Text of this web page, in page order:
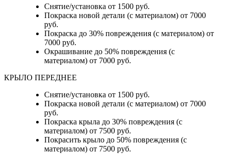
Снятие/установка от 1500 руб.
Покраска новой детали (с материалом) от 7000
руб.
Покраска до 30% повреждения (с материалом) от
7000 руб.
Окрашивание до 50% повреждения (с
материалом) от 7000 руб.
КРЫЛО ПЕРЕДНЕЕ
Снятие/установка от 1500 руб.
Покраска новой детали (с материалом) от 7000
руб.
Покраска крыла до 30% повреждения (с
материалом) от 7500 руб.
Покрасить крыло до 50% повреждения (с
материалом) от 7500 руб.